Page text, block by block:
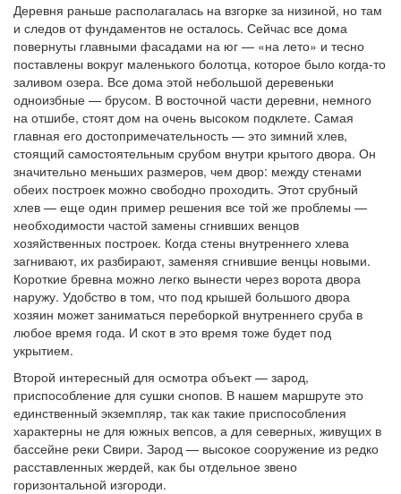
Деревня раньше располагалась на взгорке за низиной, но там
и следов от фундаментов не осталось. Сейчас все дома
повернуты главными фасадами на юг — «на лето» и тесно
поставлены вокруг маленького болотца, которое было когда-то
заливом озера. Все дома этой небольшой деревеньки
одноизбные — брусом. В восточной части деревни, немного
на отшибе, стоят дом на очень высоком подклете. Самая
главная его достопримечательность — это зимний хлев,
стоящий самостоятельным срубом внутри крытого двора. Он
значительно меньших размеров, чем двор: между стенами
обеих построек можно свободно проходить. Этот срубный
хлев — еще один пример решения все той же проблемы —
необходимости частой замены сгнивших венцов
хозяйственных построек. Когда стены внутреннего хлева
загнивают, их разбирают, заменяя сгнившие венцы новыми.
Короткие бревна можно легко вынести через ворота двора
наружу. Удобство в том, что под крышей большого двора
хозяин может заниматься переборкой внутреннего сруба в
любое время года. И скот в это время тоже будет под
укрытием.
Второй интересный для осмотра объект — зарод,
приспособление для сушки снопов. В нашем маршруте это
единственный экземпляр, так как такие приспособления
характерны не для южных вепсов, а для северных, живущих в
бассейне реки Свири. Зарод — высокое сооружение из редко
расставленных жердей, как бы отдельное звено
горизонтальной изгороди.